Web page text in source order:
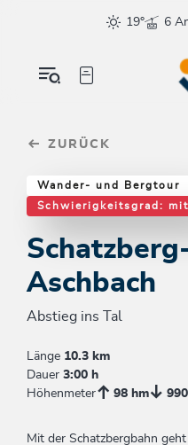
sr.skip-to.main-content
sr.skip-to.table-of-contents
sr.skip-to.main-navigation
19°
6
ZURÜCK
Wander- und Bergtour
Schwierigkeitsgrad:
Aschbach
Abstieg ins Tal
Länge 10.3 km
Dauer 3:00 h
Höhenmeter
98 hm
Mit der Schatzbergbahn